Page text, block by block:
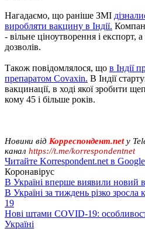
Нагадаємо, що раніше ЗМІ
виробляти вакцину в Індії.
- вільне ціноутворення і
дозволів.
Також повідомлялося, що в Індії
препаратом Covaxin. В Індії
вакцинації, в ході якої зробити
кому 45 і більше років.
Новини від Корреспондент.netу
канал https://t.me/korrespondentnet
Читайте Korrespondent.net в
Коронавірус
В Україні вперше виявили новий
В Україні за тиждень різко
19
Нові штами COVID-19:
Україні